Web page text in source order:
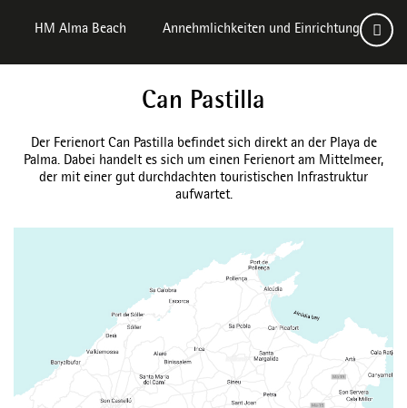
HM Alma Beach Annehmlichkeiten und Einrichtungen
Can Pastilla
Der Ferienort Can Pastilla befindet sich direkt an der Playa de
Palma. Dabei handelt es sich um einen Ferienort am Mittelmeer,
der mit einer gut durchdachten touristischen Infrastruktur
aufwartet.